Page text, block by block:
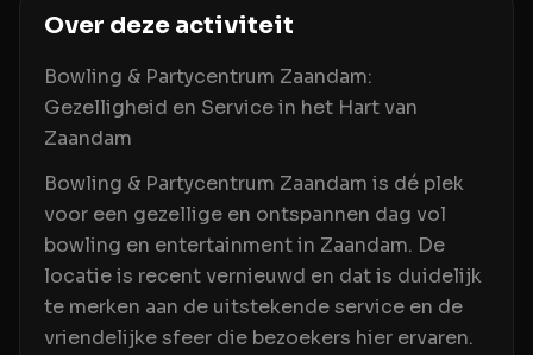
Over deze activiteit
Bowling & Partycentrum Zaandam:
Gezelligheid en Service in het Hart van
Zaandam
Bowling & Partycentrum Zaandam is dé plek
voor een gezellige en ontspannen dag vol
bowling en entertainment in Zaandam. De
locatie is recent vernieuwd en dat is duidelijk
te merken aan de uitstekende service en de
vriendelijke sfeer die bezoekers hier ervaren.